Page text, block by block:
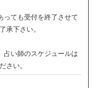
っても受付を終了させて
承下さい。
占い師のスケジュールは
さい。